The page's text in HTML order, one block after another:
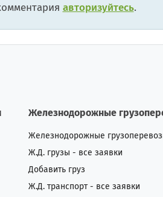
авторизуйтесь.
Железнодорожные
Железнодорожные
Ж.Д. грузы - все заявки
Добавить груз
Ж.Д. транспорт - все заявки